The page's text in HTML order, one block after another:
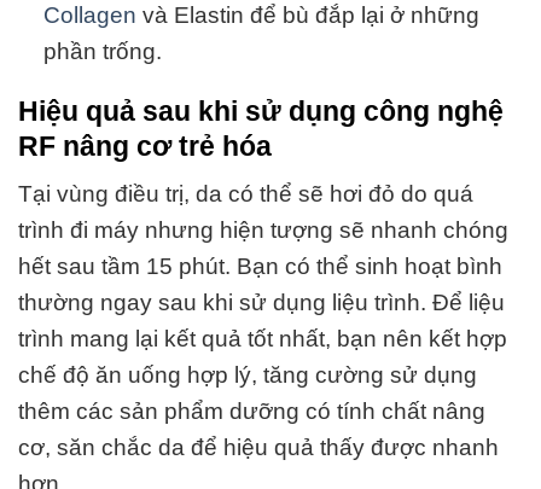
Collagen và Elastin để bù đắp lại ở những
phần trống.
Hiệu quả sau khi sử dụng công nghệ
RF nâng cơ trẻ hóa
Tại vùng điều trị, da có thể sẽ hơi đỏ do quá
trình đi máy nhưng hiện tượng sẽ nhanh chóng
hết sau tầm 15 phút. Bạn có thể sinh hoạt bình
thường ngay sau khi sử dụng liệu trình. Để liệu
trình mang lại kết quả tốt nhất, bạn nên kết hợp
chế độ ăn uống hợp lý, tăng cường sử dụng
thêm các sản phẩm dưỡng có tính chất nâng
cơ, săn chắc da để hiệu quả thấy được nhanh
hơn.